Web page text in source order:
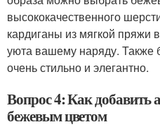
высококачественного
кардиганы из мягкой пряжи
уюта вашему наряду. Также
очень стильно и элегантно.
Вопрос 4: Как добавить
бежевым цветом